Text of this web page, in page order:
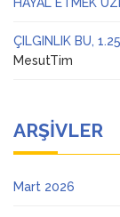
ÇILGINLIK BU,
MesutTim
ARŞIVLER
Mart 2026